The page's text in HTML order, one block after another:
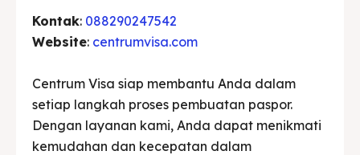
Kontak: 088290247542
Website: centrumvisa.com
Centrum Visa siap membantu Anda dalam
setiap langkah proses pembuatan paspor.
Dengan layanan kami, Anda dapat menikmati
kemudahan dan kecepatan dalam